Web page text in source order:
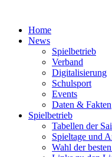
Home
News
Spielbetrieb
Verband
Digitalisierung
Schulsport
Events
Daten & Fakten
Spielbetrieb
Tabellen der
Spieltage und
Wahl der